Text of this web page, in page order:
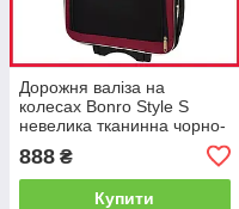
Дорожня валіза на
колесах Bonro Style S
невелика тканинна чорно-
замком і висувною ручкою
888 ₴
Купити